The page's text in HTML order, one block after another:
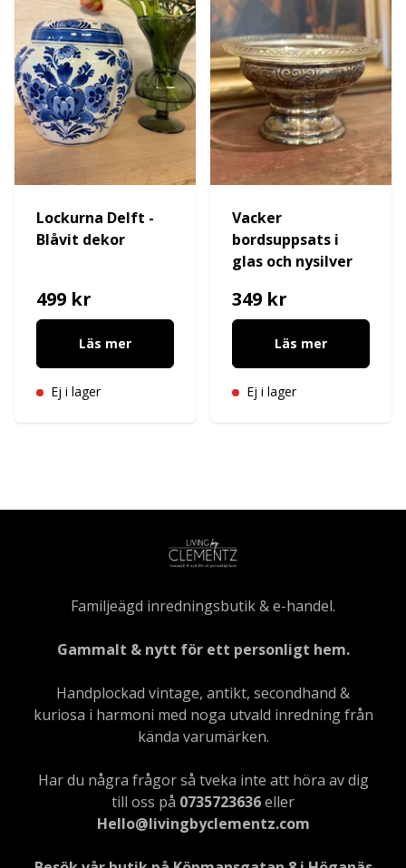
Lockurna Delft -
Blåvit dekor
499 kr
Läs mer
Ej i lager
Vacker
bordsuppsats i
glas och nysilver
349 kr
Läs mer
Ej i lager
Familjeägd inredningsbutik & e-handel.
Gammalt & nytt för ett personligt hem.
Handplockad vintage, antikt, secondhand &
kuriosa i harmoni med noga utvald inredning från
kända varumärken.
Har du några frågor så tveka inte att höra av dig
till oss på 0735723636eller
Hello@livingbyclementz.com